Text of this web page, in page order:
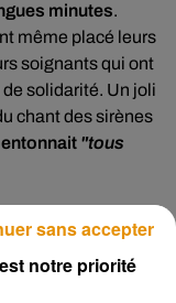
minutes.
même placé leurs
soignants qui ont
solidarité. Un joli
chant des sirènes
"tous
notre priorité
sans accepter